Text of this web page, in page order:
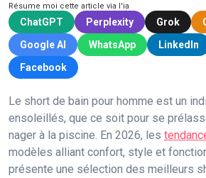
Résume moi cette article via l'ia
ChatGPT Perplexity Grok
Google AI
WhatsApp LinkedIn
Facebook
Le short de bain pour homme est un
ensoleillés, que ce soit pour se
nager à la piscine. En 2026, les
modèles alliant confort, style et
présente une sélection des meilleurs